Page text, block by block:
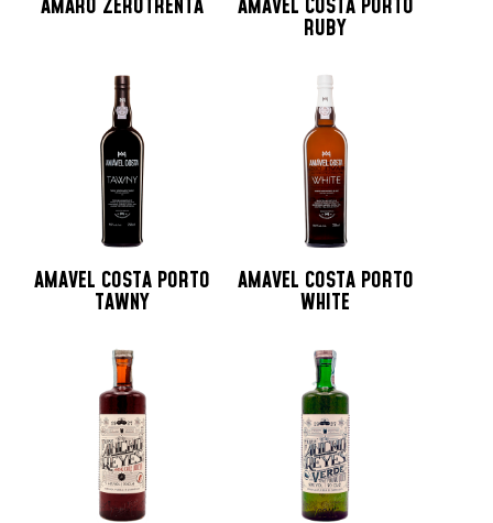
AMARO ZEROTRENTA AMAVEL COSTA PORTO
RUBY
AMAVEL COSTA PORTO
TAWNY
AMAVEL COSTA PORTO
WHITE